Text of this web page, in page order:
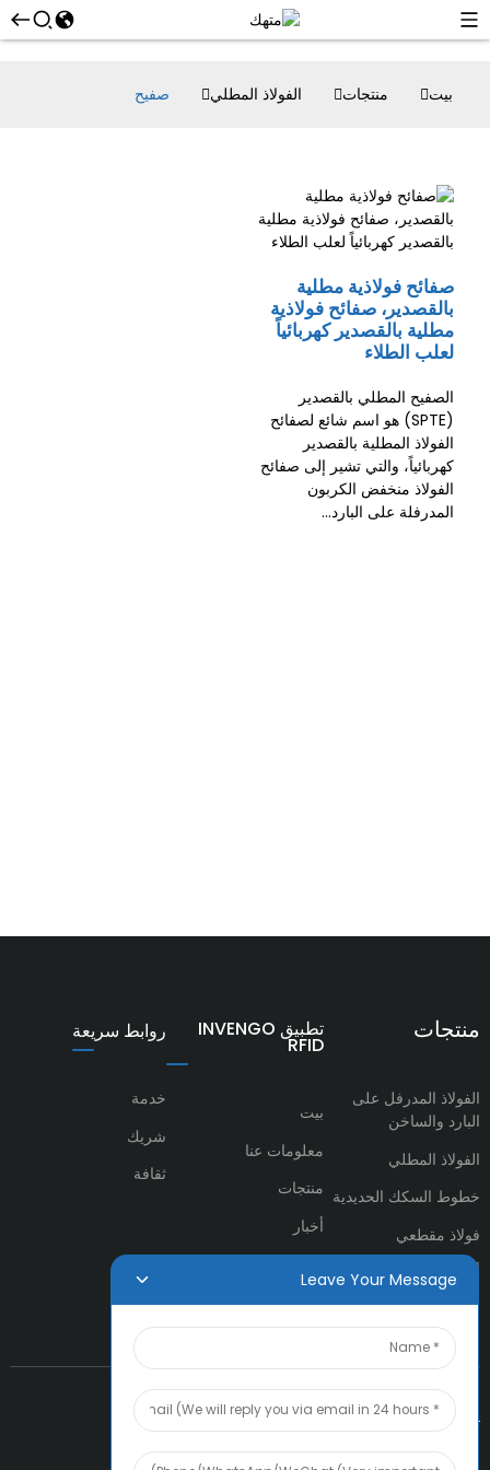
بيت منتجات الفولاذ المطلي صفيح
صفائح فولاذية مطلية
بالقصدير، صفائح فولاذية
مطلية بالقصدير كهربائياً
لعلب الطلاء
الصفيح المطلي بالقصدير
(SPTE) هو اسم شائع لصفائح
الفولاذ المطلية بالقصدير
كهربائياً، والتي تشير إلى صفائح
الفولاذ منخفض الكربون
المدرفلة على البارد...
منتجات
الفولاذ المدرفل على
البارد والساخن
الفولاذ المطلي
خطوط السكك الحديدية
فولاذ مقطعي
أنابيب ومواسير فولاذية
تطبيق INVENGO
RFID
بيت
معلومات عنا
منتجات
أخبار
روابط سريعة
خدمة
شريك
ثقافة
تواصل معنا
Leave Your Message